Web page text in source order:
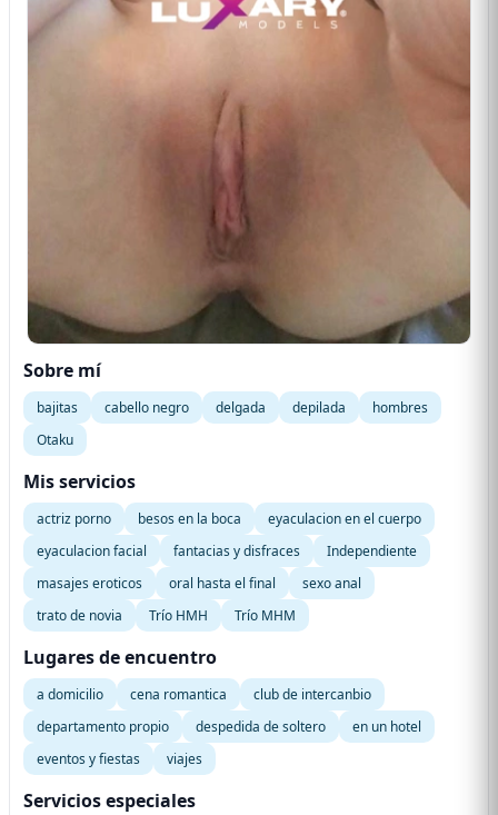
Sobre mí
bajitas cabello negro delgada depilada
hombres
Otaku
Mis servicios
actriz porno besos en la boca
eyaculacion en el cuerpo
eyaculacion facial
fantacias y disfraces
Independiente
masajes eroticos
oral hasta el final
sexo anal
trato de novia
Trío HMH Trío MHM
Lugares de encuentro
a domicilio cena romantica
club de intercanbio
departamento propio
despedida de soltero
en un hotel
eventos y fiestas
viajes
Servicios especiales